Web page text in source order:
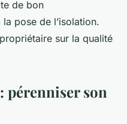
de bon
pose de l’isolation.
sur la qualité
pérenniser son